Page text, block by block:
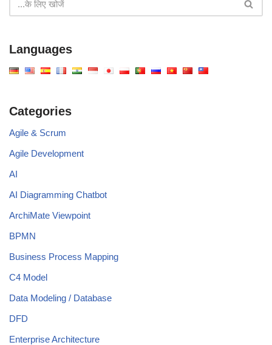
Languages
Categories
Agile & Scrum
Agile Development
AI
AI Diagramming Chatbot
ArchiMate Viewpoint
BPMN
Business Process Mapping
C4 Model
Data Modeling / Database
DFD
Enterprise Architecture